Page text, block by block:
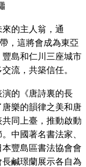
的主人翁，通
，這將會成為東亞
島和仁川三座城市
流，共築信任。
的《唐詩裏的長
樂的韻律之美和唐
同上臺，推動啟動
中國著名書法家、
豐島區書法協會會
鹹璟蘭展示各自為